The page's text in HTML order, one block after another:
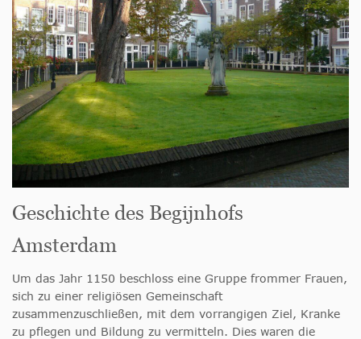
Geschichte des Begijnhofs
Amsterdam
Um das Jahr 1150 beschloss eine Gruppe frommer Frauen,
sich zu einer religiösen Gemeinschaft
zusammenzuschließen, mit dem vorrangigen Ziel, Kranke
zu pflegen und Bildung zu vermitteln. Dies waren die